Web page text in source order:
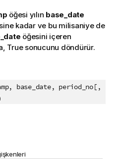
öğesi yılın base_date
kadar ve bu milisaniye de
öğesini içeren
Truesonucunu döndürür.
base_date, period_no[,